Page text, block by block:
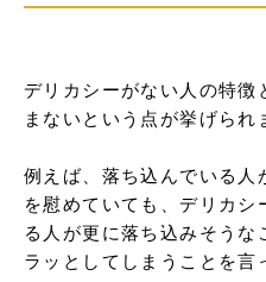
デリカシーがない人の特
まないという点が挙げられ
例えば、落ち込んでいる人
を慰めていても、デリカ
る人が更に落ち込みそう
ラッとしてしまうことを言